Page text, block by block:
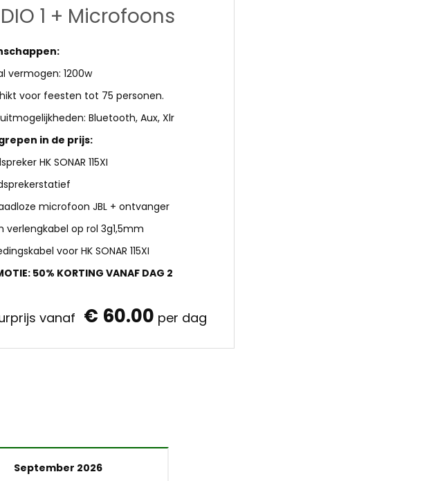
1 + Microfoons
vermogen: 1200w
voor feesten tot 75 personen.
Bluetooth, Aux, Xlr
in de prijs:
HK SONAR 115XI
microfoon JBL + ontvanger
verlengkabel op rol 3g1,5mm
voor HK SONAR 115XI
50% KORTING VANAF DAG 2
vanaf € 60.00 per dag
September 2026